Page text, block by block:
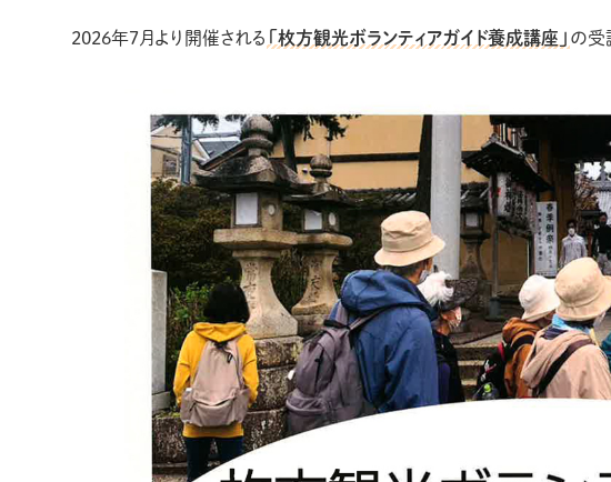
2026年7月より開催される 「枚方観光ボランティアガイド養成講座」 の受